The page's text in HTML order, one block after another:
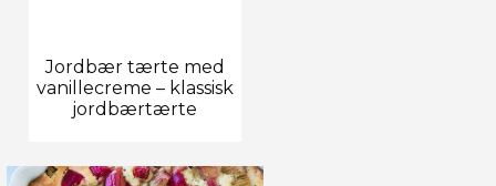
Jordbær tærte med
vanillecreme – klassisk
jordbærtærte